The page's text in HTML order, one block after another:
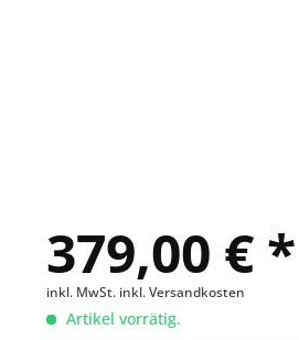
379,00 € *
inkl. MwSt. inkl. Versandkosten
Artikel vorrätig.